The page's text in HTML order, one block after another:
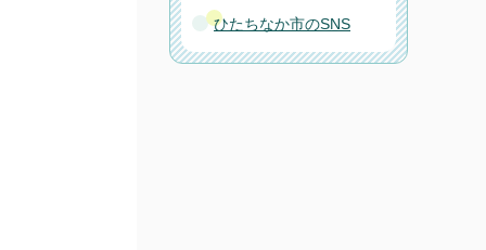
ひたちなか市のSNS